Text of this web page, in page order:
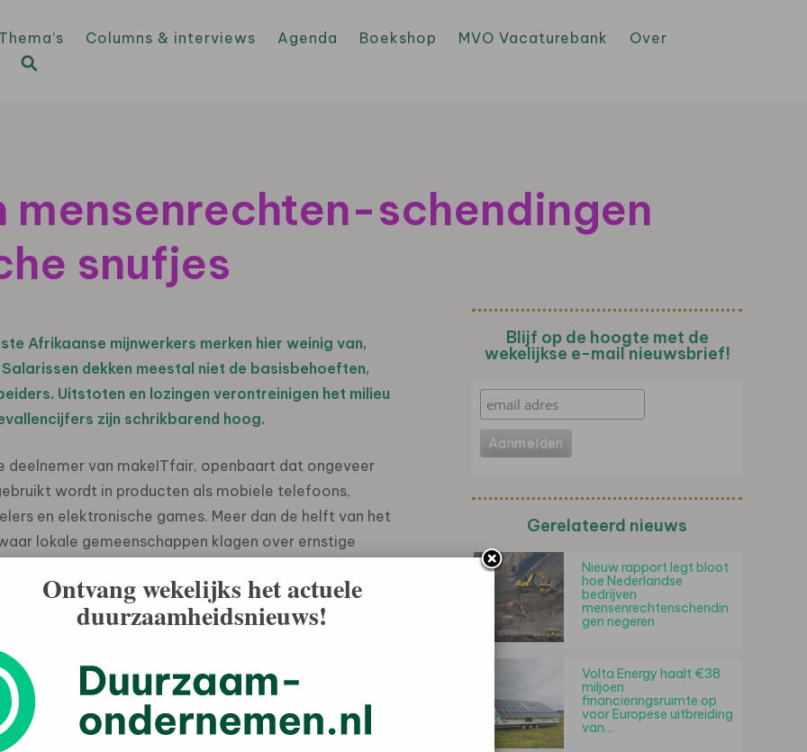
Columns & interviews Agenda Boekshop MVO Vacaturebank Over
mensenrechten-schendingen
snufjes
Afrikaanse mijnwerkers merken hier weinig van,
dekken meestal niet de basisbehoeften,
Uitstoten en lozingen verontreinigen het milieu
zijn schrikbarend hoog.
deelnemer van makeITfair, openbaart dat ongeveer
wordt in producten als mobiele telefoons,
en elektronische games. Meer dan de helft van het
lokale gemeenschappen klagen over ernstige
Congo blijkt ongeveer eenderde van de mijnwerkers
zijn zeer ongezond en gevaarlijk. Ze werken
die hun longen beschadigt en hun ogen irriteert.”
platinabedrijf, platina en palladium bestemd voor
Blijf op de hoogte met de
wekelijkse e-mail nieuwsbrief!
Gerelateerd nieuws
Nieuw rapport legt bloot
hoe Nederlandse
bedrijven
mensenrechtenschendin
gen negeren
Volta Energy haalt €38
miljoen
financieringsruimte op
voor Europese uitbreiding
van…
Ontvang wekelijks het actuele
duurzaamheidsnieuws!